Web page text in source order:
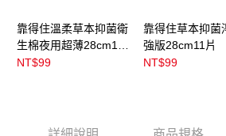
資料（包含姓名、電話或地址）提供予台灣大哥
由本公司與您本人進行分期帳單所需資料之確認
3.完整用戶服務條款，請詳閱以下連結：https://
每筆NT$100，滿NT$899(含以上)免運費
付款後門市自取
靠得住溫柔草本抑菌衛
生棉夜用超薄28cm12
片
NT$99
靠得住草本抑菌
強版28cm11片
NT$99